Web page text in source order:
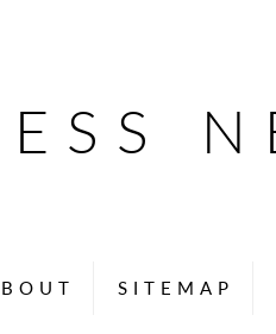
SITEMAP